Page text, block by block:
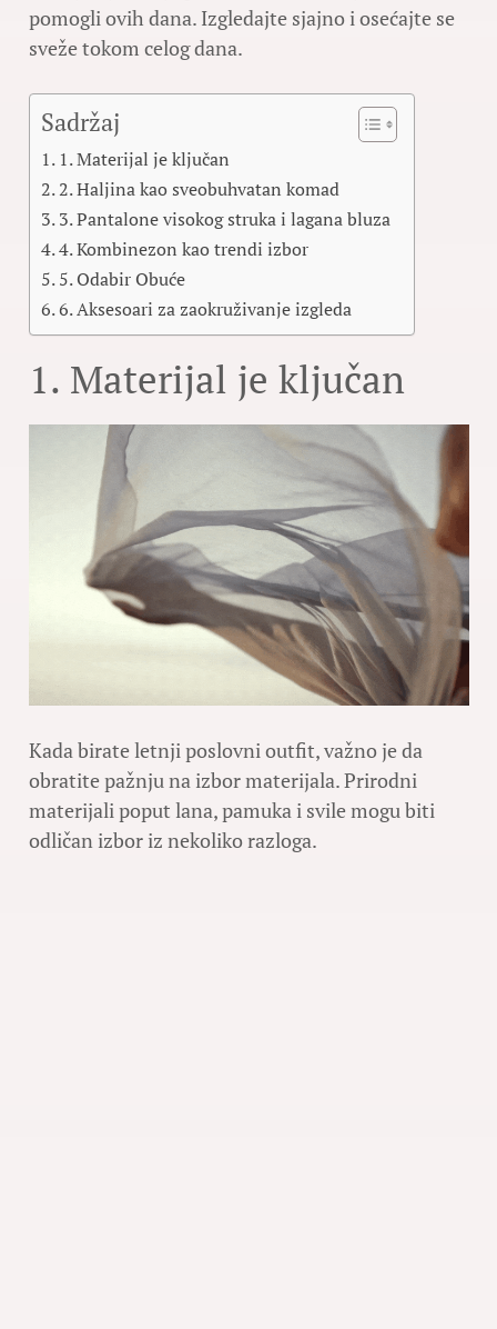
pomogli ovih dana. Izgledajte sjajno i osećajte se
sveže tokom celog dana.
Sadržaj
1. Materijal je ključan
2. Haljina kao sveobuhvatan komad
3. Pantalone visokog struka i lagana bluza
4. Kombinezon kao trendi izbor
5. Odabir Obuće
6. Aksesoari za zaokruživanje izgleda
1. Materijal je ključan
Kada birate letnji poslovni outfit, važno je da
obratite pažnju na izbor materijala. Prirodni
materijali poput lana, pamuka i svile mogu biti
odličan izbor iz nekoliko razloga.